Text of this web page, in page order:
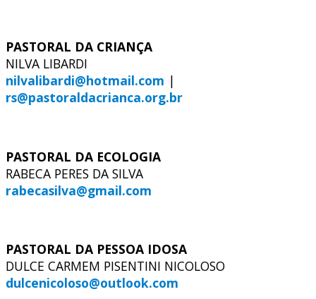
PASTORAL DA CRIANÇA
NILVA LIBARDI
nilvalibardi@hotmail.com |
rs@pastoraldacrianca.org.br
PASTORAL DA ECOLOGIA
RABECA PERES DA SILVA
rabecasilva@gmail.com
PASTORAL DA PESSOA IDOSA
DULCE CARMEM PISENTINI NICOLOSO
dulcenicoloso@outlook.com